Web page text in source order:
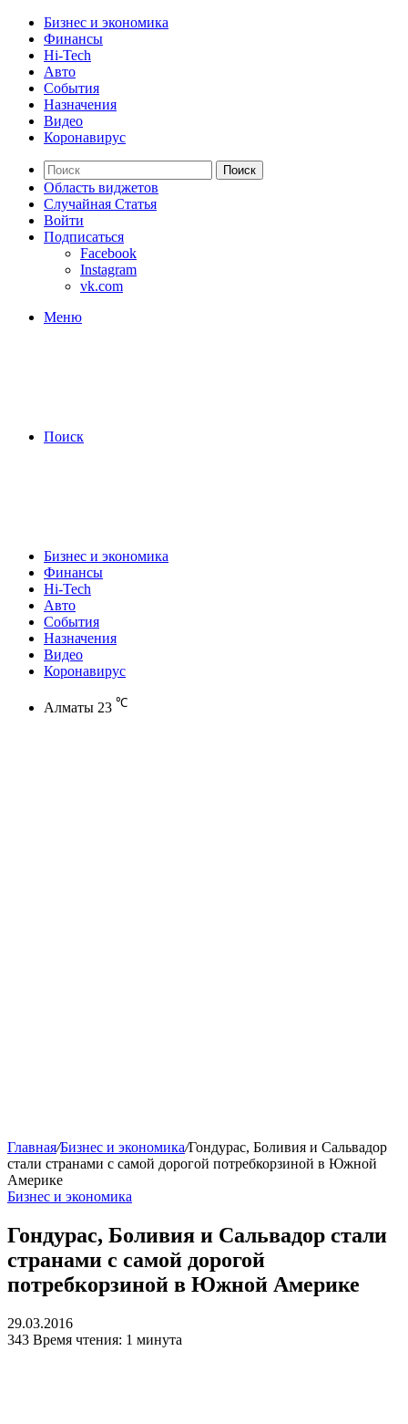
Бизнес и экономика
Финансы
Hi-Tech
Авто
События
Назначения
Видео
Коронавирус
Поиск
Область виджетов
Случайная Статья
Войти
Подписаться
Facebook
Instagram
vk.com
Меню
Поиск
Бизнес и экономика
Финансы
Hi-Tech
Авто
События
Назначения
Видео
Коронавирус
Алматы 23 ℃
Главная/Бизнес и экономика/Гондурас, Боливия и Сальвадор
стали странами с самой дорогой потребкорзиной в Южной
Америке
Бизнес и экономика
Гондурас, Боливия и Сальвадор стали
странами с самой дорогой
потребкорзиной в Южной Америке
29.03.2016
343 Время чтения: 1 минута